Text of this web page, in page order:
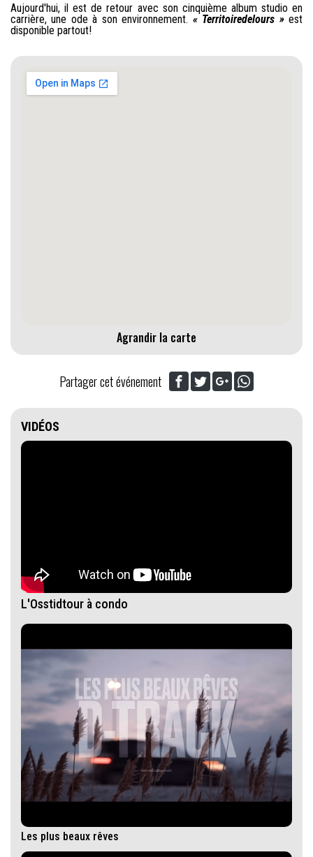
Aujourd'hui, il est de retour avec son cinquième album studio en
carrière, une ode à son environnement. « Territoiredelours »est
disponible partout!
Agrandir la carte
Partager cet événement
VIDÉOS
L'Osstidtour à condo
Les plus beaux rêves